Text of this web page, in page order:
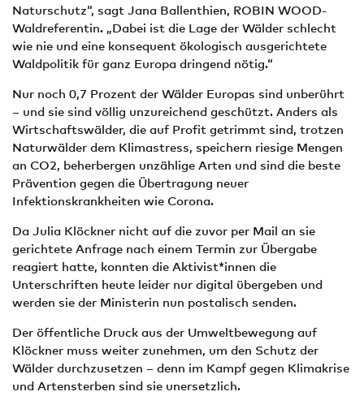
Naturschutz“, sagt Jana Ballenthien, ROBIN WOOD-
Waldreferentin. „Dabei ist die Lage der Wälder schlecht
wie nie und eine konsequent ökologisch ausgerichtete
Waldpolitik für ganz Europa dringend nötig.“
Nur noch 0,7 Prozent der Wälder Europas sind unberührt
– und sie sind völlig unzureichend geschützt. Anders als
Wirtschaftswälder, die auf Profit getrimmt sind, trotzen
Naturwälder dem Klimastress, speichern riesige Mengen
an CO2, beherbergen unzählige Arten und sind die beste
Prävention gegen die Übertragung neuer
Infektionskrankheiten wie Corona.
Da Julia Klöckner nicht auf die zuvor per Mail an sie
gerichtete Anfrage nach einem Termin zur Übergabe
reagiert hatte, konnten die Aktivist*innen die
Unterschriften heute leider nur digital übergeben und
werden sie der Ministerin nun postalisch senden.
Der öffentliche Druck aus der Umweltbewegung auf
Klöckner muss weiter zunehmen, um den Schutz der
Wälder durchzusetzen – denn im Kampf gegen Klimakrise
und Artensterben sind sie unersetzlich.